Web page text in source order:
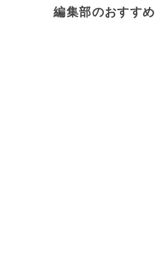
編集部のおすすめ